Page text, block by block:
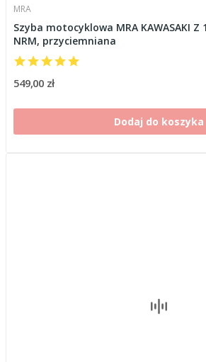
MRA
Szyba motocyklowa MRA KAWASAKI
NRM, przyciemniana
549,00 zł
Dodaj do koszyka